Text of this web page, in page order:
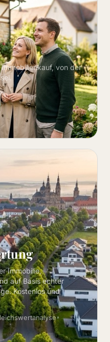
von der
Immobilie,
auf Basis echter
Kostenlos und